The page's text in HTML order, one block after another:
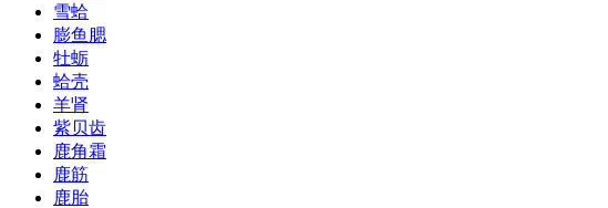
雪蛤
膨鱼腮
牡蛎
蛤壳
羊肾
紫贝齿
鹿角霜
鹿筋
鹿胎